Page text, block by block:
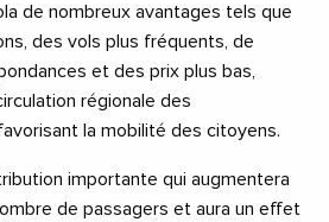
de nombreux avantages tels que
des vols plus fréquents, de
et des prix plus bas,
régionale des
la mobilité des citoyens.
importante qui augmentera
de passagers et aura un effet